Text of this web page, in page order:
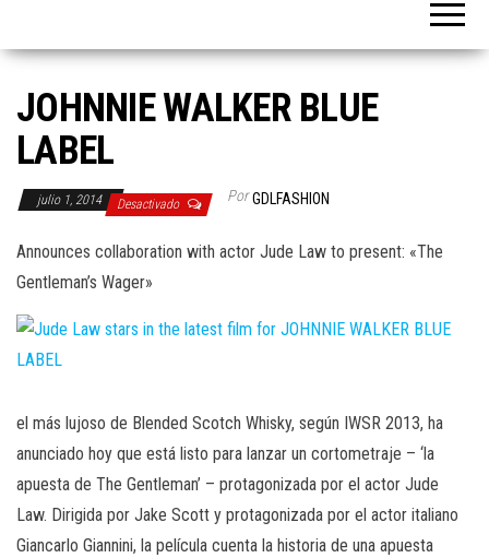
JOHNNIE WALKER BLUE
LABEL
julio 1, 2014 Desactivado Por GDLFASHION
Announces collaboration with actor Jude Law to present: «The
Gentleman’s Wager»
el más lujoso de Blended Scotch Whisky, según IWSR 2013, ha
anunciado hoy que está listo para lanzar un cortometraje – ‘la
apuesta de The Gentleman’ – protagonizada por el actor Jude
Law. Dirigida por Jake Scott y protagonizada por el actor italiano
Giancarlo Giannini, la película cuenta la historia de una apuesta